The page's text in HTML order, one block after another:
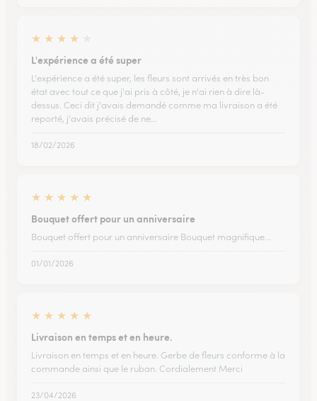
★ ★ ★ ★
L'expérience a été super
L'expérience a été super, les fleurs sont arrivés en très bon
état avec tout ce que j'ai pris à côté, je n'ai rien à dire là-
dessus. Ceci dit j'avais demandé comme ma livraison a été
reporté, j'avais précisé de ne…
18/02/2026
★ ★ ★ ★ ★
Bouquet offert pour un anniversaire
Bouquet offert pour un anniversaire Bouquet magnifique...
01/01/2026
★ ★ ★ ★ ★
Livraison en temps et en heure.
Livraison en temps et en heure. Gerbe de fleurs conforme à la
commande ainsi que le ruban. Cordialement Merci
23/04/2026